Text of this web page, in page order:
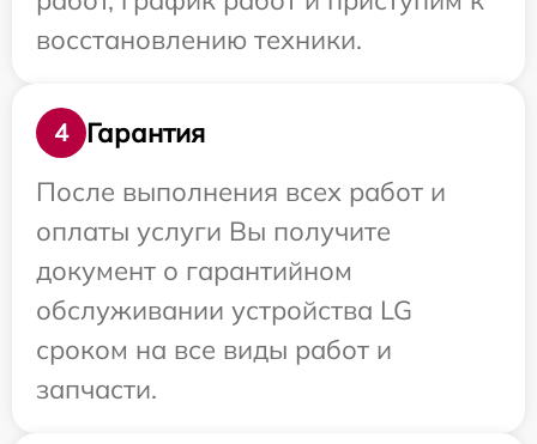
восстановлению техники.
4
Гарантия
После выполнения всех работ и
оплаты услуги Вы получите
документ о гарантийном
обслуживании устройства LG
сроком на все виды работ и
запчасти.